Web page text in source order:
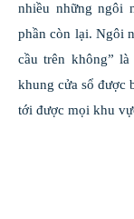
nhiều những ngôi
phần còn lại. Ngôi
cầu trên không”
khung cửa sổ được
tới được mọi khu